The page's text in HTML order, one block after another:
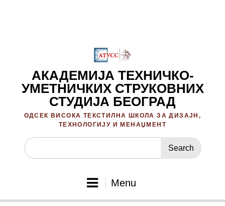
АКАДЕМИЈА ТЕХНИЧКО-
УМЕТНИЧКИХ СТРУКОВНИХ
СТУДИЈА БЕОГРАД
ОДСЕК ВИСОКА ТЕКСТИЛНА ШКОЛА ЗА ДИЗАЈН,
ТЕХНОЛОГИЈУ И МЕНАЏМЕНТ
Search
for:
Menu